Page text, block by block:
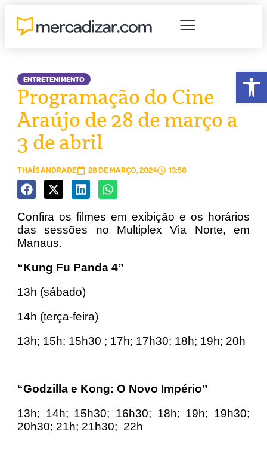
ENTRETENIMENTO
Programação do Cine
Araújo de 28 de março a
3 de abril
THAÍS ANDRADE 28 DE MARÇO, 2024 13:56
Confira os filmes em exibição e os horários
das sessões no Multiplex Via Norte, em
Manaus.
“Kung Fu Panda 4”
13h (sábado)
14h (terça-feira)
13h; 15h; 15h30 ; 17h; 17h30; 18h; 19h; 20h
“Godzilla e Kong: O Novo Império”
13h; 14h; 15h30; 16h30; 18h; 19h; 19h30;
20h30; 21h; 21h30; 22h